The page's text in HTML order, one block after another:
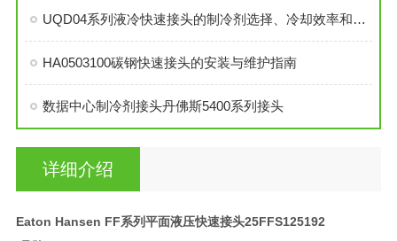
UQD04系列液冷快速接头的制冷剂选择、冷却效率和可靠性分析
HA0503100碳钢快速接头的安装与维护指南
数据中心制冷剂接头丹佛斯5400系列接头
详细介绍
Eaton Hansen FF系列平面液压快速接头25FFS125192